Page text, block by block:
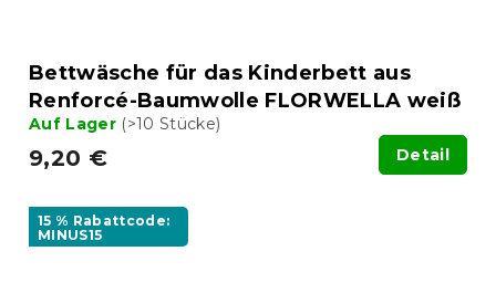
Bettwäsche für das Kinderbett aus
Renforcé-Baumwolle FLORWELLA weiß
Auf Lager (>10 Stücke)
9,20 € Detail
15 % Rabattcode:
MINUS15